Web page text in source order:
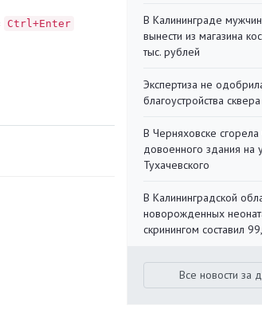
Ctrl+Enter
В Калининграде
вынести из магазина
тыс. рублей
Экспертиза не
благоустройства
В Черняховске сгорела
довоенного здания на
Тухачевского
В Калининградской
новорожденных
скринингом составил
Все новости за